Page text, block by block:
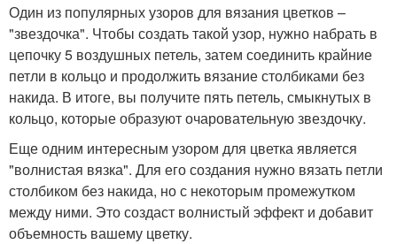
Один из популярных узоров для вязания цветков –
"звездочка". Чтобы создать такой узор, нужно набрать в
цепочку 5 воздушных петель, затем соединить крайние
петли в кольцо и продолжить вязание столбиками без
накида. В итоге, вы получите пять петель, смыкнутых в
кольцо, которые образуют очаровательную звездочку.
Еще одним интересным узором для цветка является
"волнистая вязка". Для его создания нужно вязать петли
столбиком без накида, но с некоторым промежутком
между ними. Это создаст волнистый эффект и добавит
объемность вашему цветку.